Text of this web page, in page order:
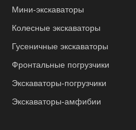
Мини-экскаваторы
Колесные экскаваторы
Гусеничные экскаваторы
Фронтальные погрузчики
Экскаваторы-погрузчики
Экскаваторы-амфибии